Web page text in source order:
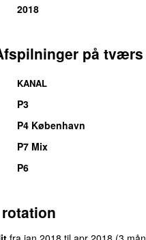
2018
på tværs
KANAL
P3
P4 København
P7 Mix
P6